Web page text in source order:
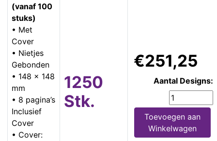
(vanaf 100
stuks)
• Met
Cover
• Nietjes
Gebonden
• 148 x 148
mm
• 8 pagina’s
Inclusief
Cover
• Cover:
1250
Stk.
€251,25
Aantal Designs:
Toevoegen aan
Winkelwagen